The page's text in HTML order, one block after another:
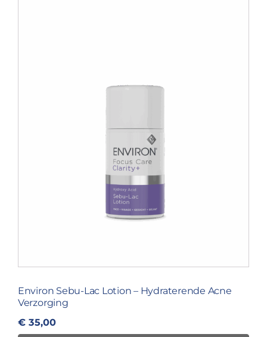
Environ Sebu-Lac Lotion – Hydraterende Acne
Verzorging
€ 35,00